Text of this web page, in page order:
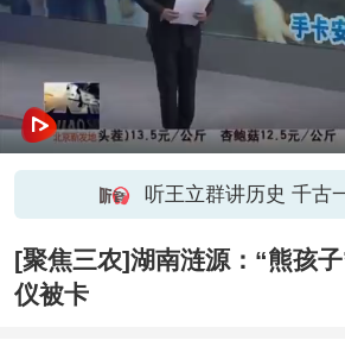
听王立群讲历史 千古
[聚焦三农]湖南涟源：“熊孩
仪被卡